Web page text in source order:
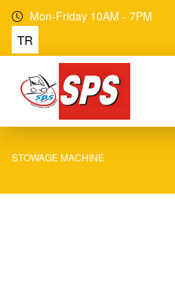
Mon-Friday 10AM - 7PM
TR
STOWAGE MACHINE